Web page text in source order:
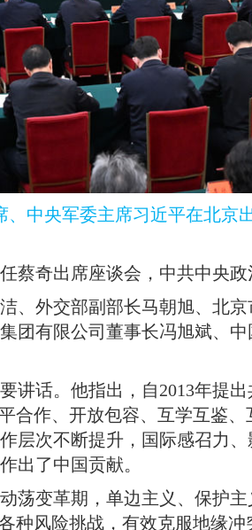
、中央军委主席习近平在北京
蔡奇出席座谈会，中共中央
、外交部副部长马朝旭、北
团有限公司董事长冯旭斌、
讲话。 他指出，自2013年提
合作、开放包容、互学互鉴
层次不断提升，国际感召力
出了中国贡献。
荡变革期，单边主义、保护
种风险挑战，有效克服地缘